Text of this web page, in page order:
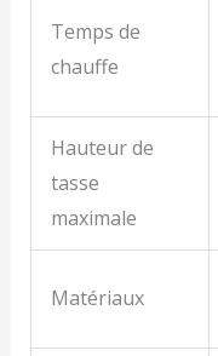
Temps de
chauffe
Hauteur de
tasse
maximale
Matériaux